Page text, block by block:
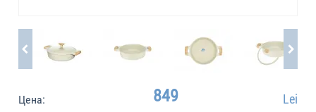
Цена: 849 Lei